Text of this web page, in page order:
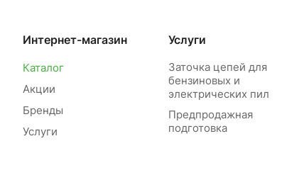
Интернет-магазин
Каталог
Акции
Бренды
Услуги
Услуги
Заточка цепей для
бензиновых и
электрических пил
Предпродажная
подготовка